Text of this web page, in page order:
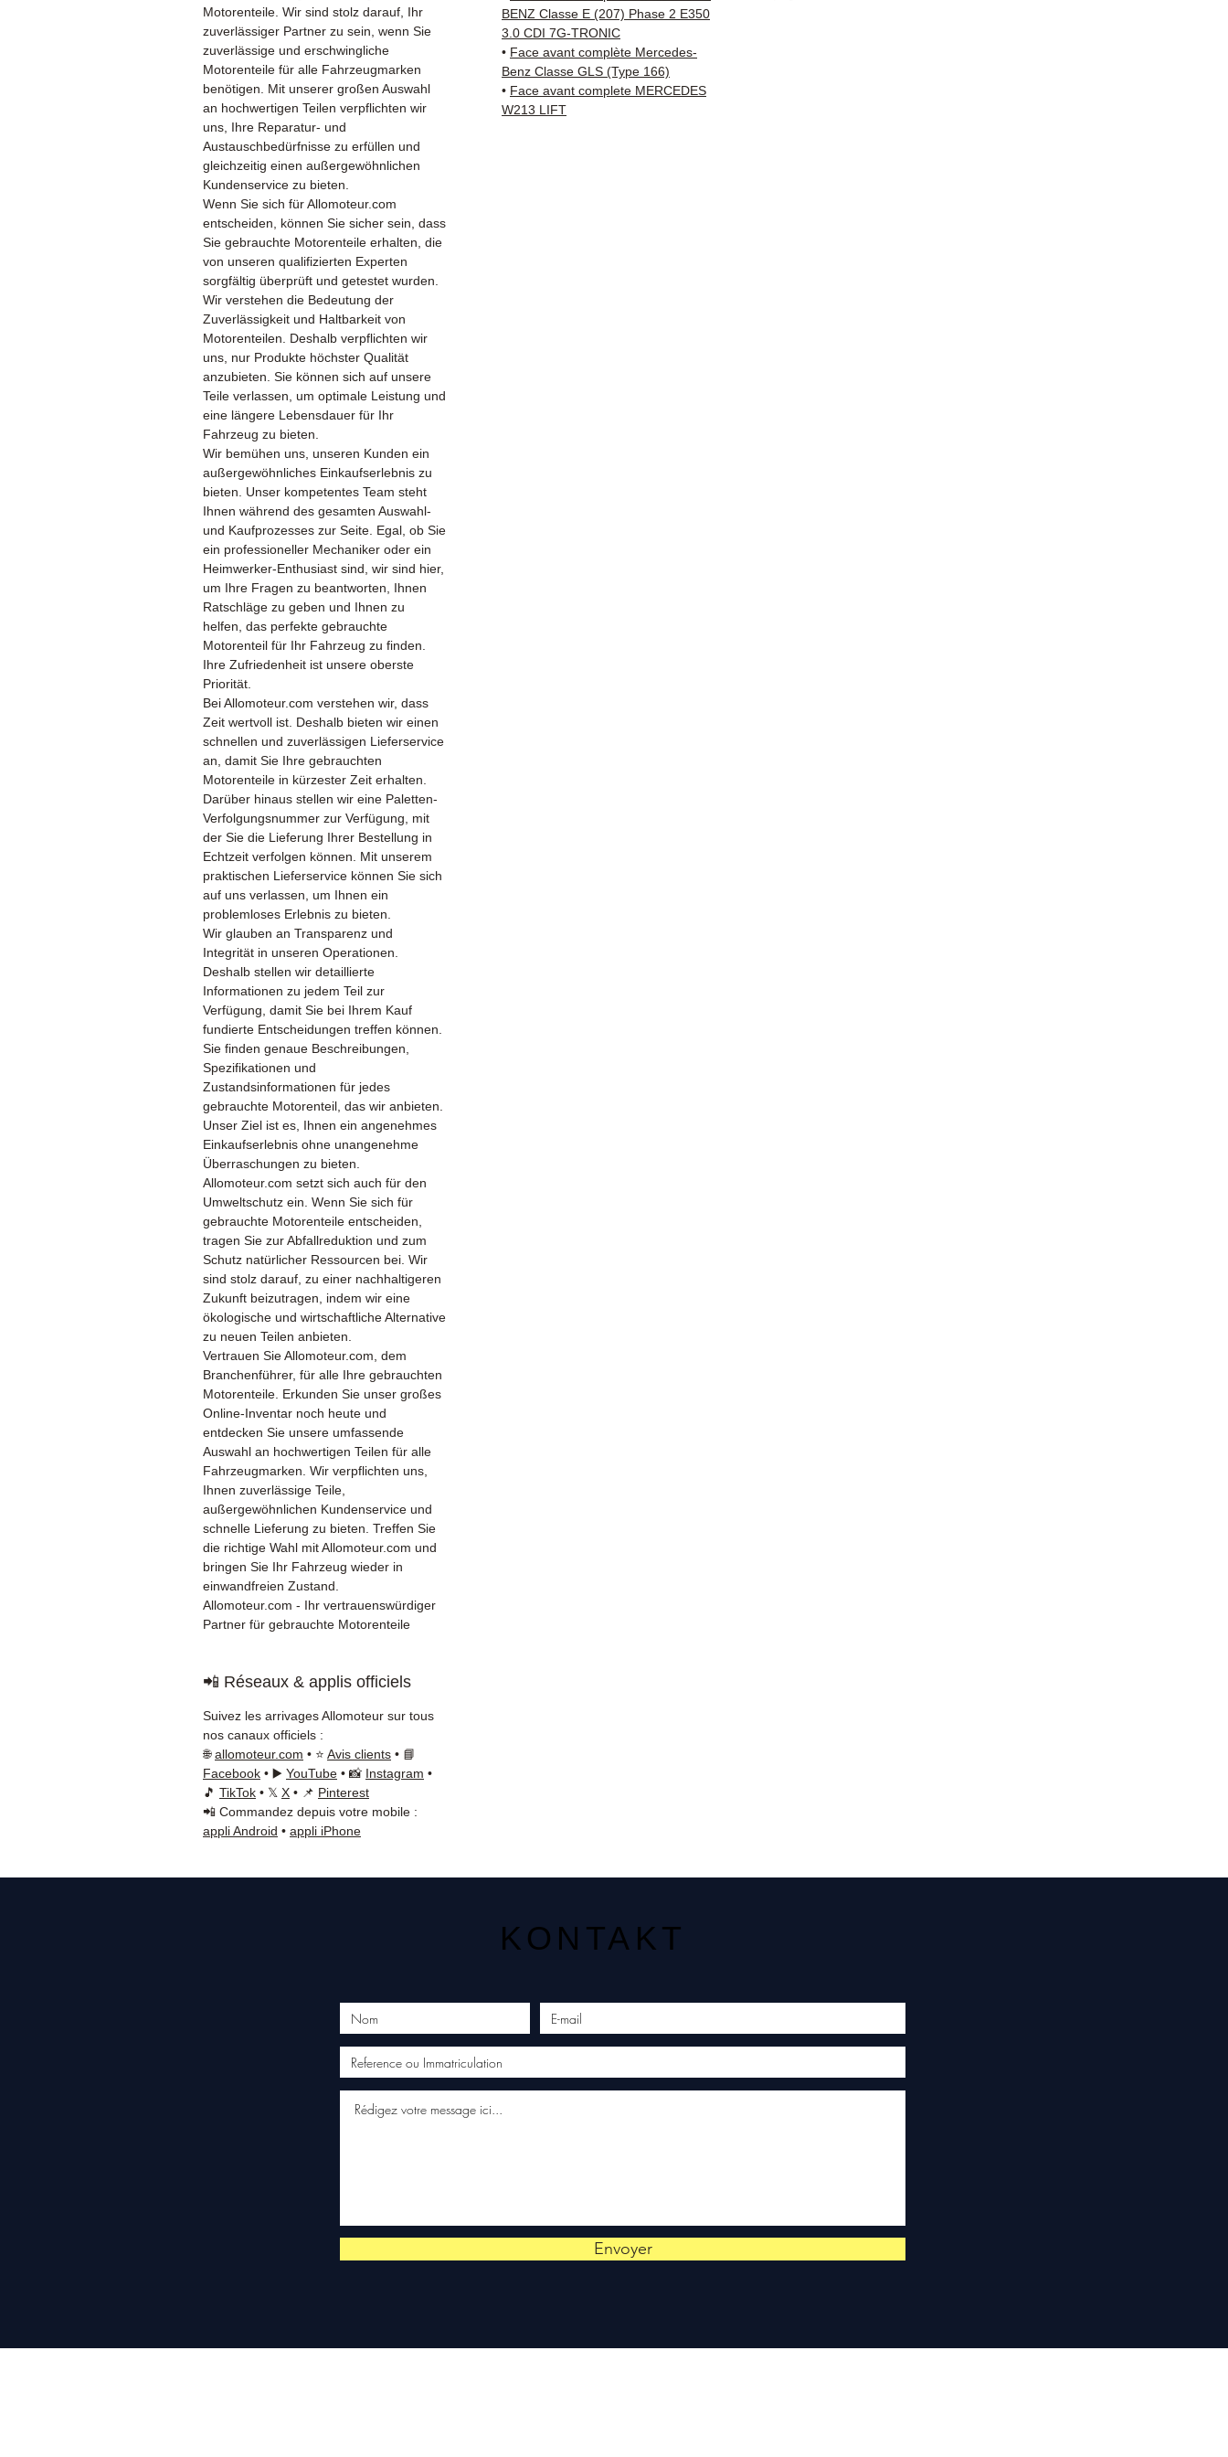
Motorenteile. Wir sind stolz darauf, Ihr
zuverlässiger Partner zu sein, wenn Sie
zuverlässige und erschwingliche
Motorenteile für alle Fahrzeugmarken
benötigen. Mit unserer großen Auswahl
an hochwertigen Teilen verpflichten wir
uns, Ihre Reparatur- und
Austauschbedürfnisse zu erfüllen und
gleichzeitig einen außergewöhnlichen
Kundenservice zu bieten.
Wenn Sie sich für Allomoteur.com
entscheiden, können Sie sicher sein, dass
Sie gebrauchte Motorenteile erhalten, die
von unseren qualifizierten Experten
sorgfältig überprüft und getestet wurden.
Wir verstehen die Bedeutung der
Zuverlässigkeit und Haltbarkeit von
Motorenteilen. Deshalb verpflichten wir
uns, nur Produkte höchster Qualität
anzubieten. Sie können sich auf unsere
Teile verlassen, um optimale Leistung und
eine längere Lebensdauer für Ihr
Fahrzeug zu bieten.
Wir bemühen uns, unseren Kunden ein
außergewöhnliches Einkaufserlebnis zu
bieten. Unser kompetentes Team steht
Ihnen während des gesamten Auswahl-
und Kaufprozesses zur Seite. Egal, ob Sie
ein professioneller Mechaniker oder ein
Heimwerker-Enthusiast sind, wir sind hier,
um Ihre Fragen zu beantworten, Ihnen
Ratschläge zu geben und Ihnen zu
helfen, das perfekte gebrauchte
Motorenteil für Ihr Fahrzeug zu finden.
Ihre Zufriedenheit ist unsere oberste
Priorität.
Bei Allomoteur.com verstehen wir, dass
Zeit wertvoll ist. Deshalb bieten wir einen
schnellen und zuverlässigen Lieferservice
an, damit Sie Ihre gebrauchten
Motorenteile in kürzester Zeit erhalten.
Darüber hinaus stellen wir eine Paletten-
Verfolgungsnummer zur Verfügung, mit
der Sie die Lieferung Ihrer Bestellung in
Echtzeit verfolgen können. Mit unserem
praktischen Lieferservice können Sie sich
auf uns verlassen, um Ihnen ein
problemloses Erlebnis zu bieten.
Wir glauben an Transparenz und
Integrität in unseren Operationen.
Deshalb stellen wir detaillierte
Informationen zu jedem Teil zur
Verfügung, damit Sie bei Ihrem Kauf
fundierte Entscheidungen treffen können.
Sie finden genaue Beschreibungen,
Spezifikationen und
Zustandsinformationen für jedes
gebrauchte Motorenteil, das wir anbieten.
Unser Ziel ist es, Ihnen ein angenehmes
Einkaufserlebnis ohne unangenehme
Überraschungen zu bieten.
Allomoteur.com setzt sich auch für den
Umweltschutz ein. Wenn Sie sich für
gebrauchte Motorenteile entscheiden,
tragen Sie zur Abfallreduktion und zum
Schutz natürlicher Ressourcen bei. Wir
sind stolz darauf, zu einer nachhaltigeren
Zukunft beizutragen, indem wir eine
ökologische und wirtschaftliche Alternative
zu neuen Teilen anbieten.
Vertrauen Sie Allomoteur.com, dem
Branchenführer, für alle Ihre gebrauchten
Motorenteile. Erkunden Sie unser großes
Online-Inventar noch heute und
entdecken Sie unsere umfassende
Auswahl an hochwertigen Teilen für alle
Fahrzeugmarken. Wir verpflichten uns,
Ihnen zuverlässige Teile,
außergewöhnlichen Kundenservice und
schnelle Lieferung zu bieten. Treffen Sie
die richtige Wahl mit Allomoteur.com und
bringen Sie Ihr Fahrzeug wieder in
einwandfreien Zustand.
Allomoteur.com - Ihr vertrauenswürdiger
Partner für gebrauchte Motorenteile
BENZ Classe E (207) Phase 2 E350
3.0 CDI 7G-TRONIC
• Face avant complète Mercedes-
Benz Classe GLS (Type 166)
• Face avant complete MERCEDES
W213 LIFT
📲 Réseaux & applis officiels
Suivez les arrivages Allomoteur sur tous
nos canaux officiels :
🌐allomoteur.com • ⭐ Avis clients • 📘
Facebook • ▶️ YouTube • 📸 Instagram •
🎵 TikTok • 𝕏 X • 📌 Pinterest
📲 Commandez depuis votre mobile :
appli Android • appli iPhone
KONTAKT
Envoyer